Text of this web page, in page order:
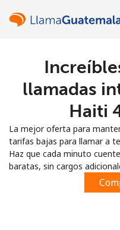
llamadas
Haiti
La mejor oferta para
tarifas bajas para llamar a
Haz que cada minuto
baratas, sin cargos